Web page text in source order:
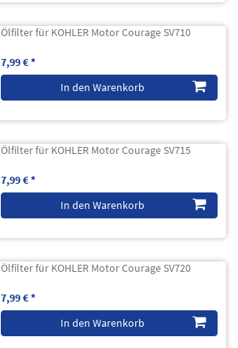
Ölfilter für KOHLER Motor Courage SV710
7,99 € *
In den Warenkorb
Ölfilter für KOHLER Motor Courage SV715
7,99 € *
In den Warenkorb
Ölfilter für KOHLER Motor Courage SV720
7,99 € *
In den Warenkorb